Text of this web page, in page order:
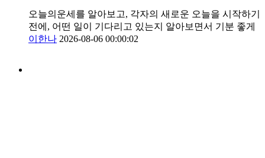
오늘의운세를 알아보고, 각자의 새로운 오늘을 시작하기
전에, 어떤 일이 기다리고 있는지 알아보면서 기분 좋게
이한나 2026-08-06 00:00:02